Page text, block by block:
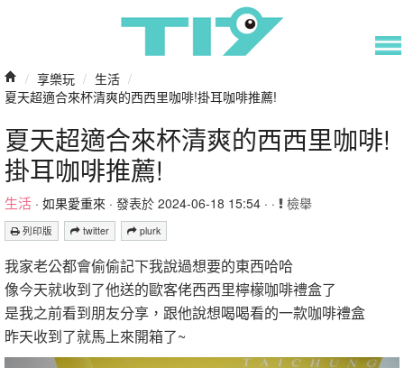
/ 享樂玩 / 生活 /
夏天超適合來杯清爽的西西里咖啡!掛耳咖啡推薦!
夏天超適合來杯清爽的西西里咖啡!
掛耳咖啡推薦!
生活 · 如果愛重來 · 發表於 2024-06-18 15:54 · · 檢舉
列印版 twitter plurk
我家老公都會偷偷記下我說過想要的東西哈哈
像今天就收到了他送的歐客佬西西里檸檬咖啡禮盒了
是我之前看到朋友分享，跟他說想喝喝看的一款咖啡禮盒
昨天收到了就馬上來開箱了~